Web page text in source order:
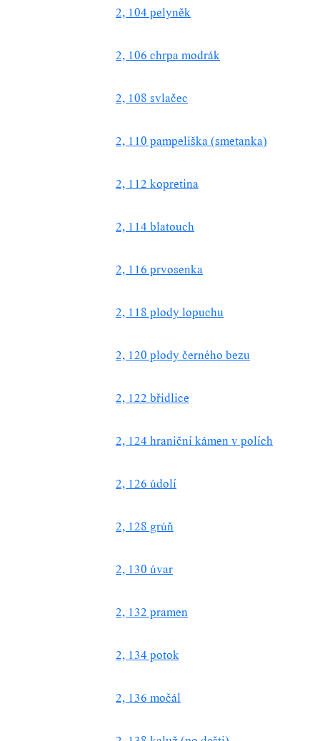
2, 104 pelyněk
2, 106 chrpa modrák
2, 108 svlačec
2, 110 pampeliška (smetanka)
2, 112 kopretina
2, 114 blatouch
2, 116 prvosenka
2, 118 plody lopuchu
2, 120 plody černého bezu
2, 122 břidlice
2, 124 hraniční kámen v polích
2, 126 údolí
2, 128 grúň
2, 130 úvar
2, 132 pramen
2, 134 potok
2, 136 močál